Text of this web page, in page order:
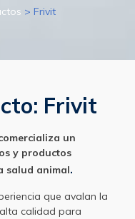
> Frivit
Frivit
un
y productos
salud animal.
que avalan la
calidad para